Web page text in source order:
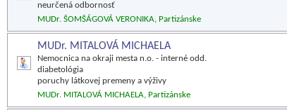
neurčená odbornosť
MUDr. ŠOMŠÁGOVÁ VERONIKA, Partizánske
MUDr. MITALOVÁ MICHAELA
Nemocnica na okraji mesta n.o. - interné odd.
diabetológia
poruchy látkovej premeny a výživy
MUDr. MITALOVÁ MICHAELA, Partizánske